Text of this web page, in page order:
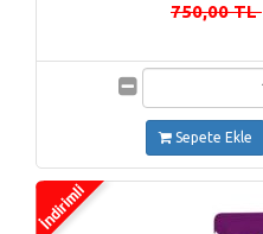
750,00 TL
Sepete Ekle